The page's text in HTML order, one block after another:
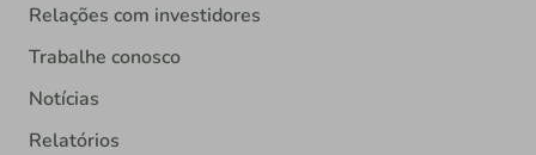
Relações com investidores
Trabalhe conosco
Notícias
Relatórios